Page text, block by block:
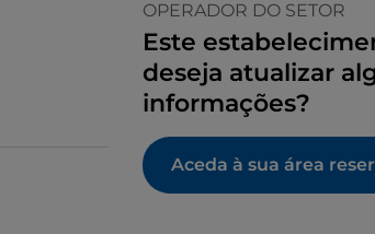
OPERADOR DO SETOR
Este
deseja atualizar
informações?
Aceda à sua área